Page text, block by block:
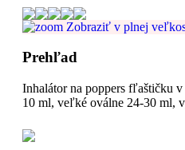
Zobraziť v plnej
Prehľad
Inhalátor na poppers fľaštičku
10 ml, veľké oválne 24-30 ml,